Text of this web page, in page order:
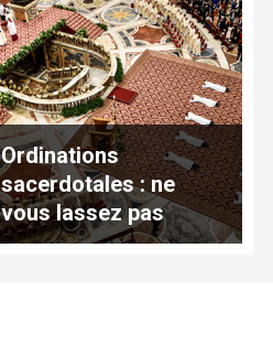
Ordinations
sacerdotales : ne
vous lassez pas
d'être